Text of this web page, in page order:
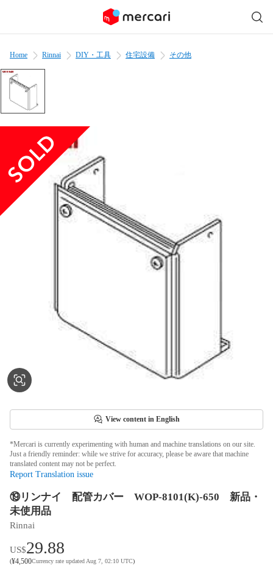
Home Rinnai DIY・工具 住宅設備 その他
View content in English
*Mercari is currently experimenting with human and machine translations on our site.
Just a friendly reminder: while we strive for accuracy, please be aware that machine
translated content may not be perfect.
Report Translation issue
⑲リンナイ 配管カバー WOP-8101(K)-650 新品・
未使用品
Rinnai
US$29.88
(¥4,500Currency rate updated Aug 7, 02:10 UTC)